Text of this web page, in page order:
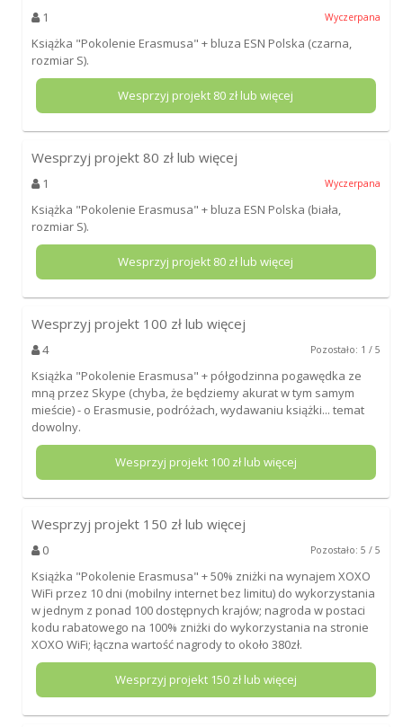
1 Wyczerpana
Książka "Pokolenie Erasmusa" + bluza ESN Polska (czarna,
rozmiar S).
Wesprzyj projekt 80 zł lub więcej
Wesprzyj projekt 80 zł lub więcej
1 Wyczerpana
Książka "Pokolenie Erasmusa" + bluza ESN Polska (biała,
rozmiar S).
Wesprzyj projekt 80 zł lub więcej
Wesprzyj projekt 100 zł lub więcej
4 Pozostało: 1 / 5
Książka "Pokolenie Erasmusa" + półgodzinna pogawędka ze
mną przez Skype (chyba, że będziemy akurat w tym samym
mieście) - o Erasmusie, podróżach, wydawaniu książki... temat
dowolny.
Wesprzyj projekt 100zł lub więcej
Wesprzyj projekt 150 zł lub więcej
0 Pozostało: 5 / 5
Książka "Pokolenie Erasmusa" + 50% zniżki na wynajem XOXO
WiFi przez 10 dni (mobilny internet bez limitu) do wykorzystania
w jednym z ponad 100 dostępnych krajów; nagroda w postaci
kodu rabatowego na 100% zniżki do wykorzystania na stronie
XOXO WiFi; łączna wartość nagrody to około 380zł.
Wesprzyj projekt 150zł lub więcej